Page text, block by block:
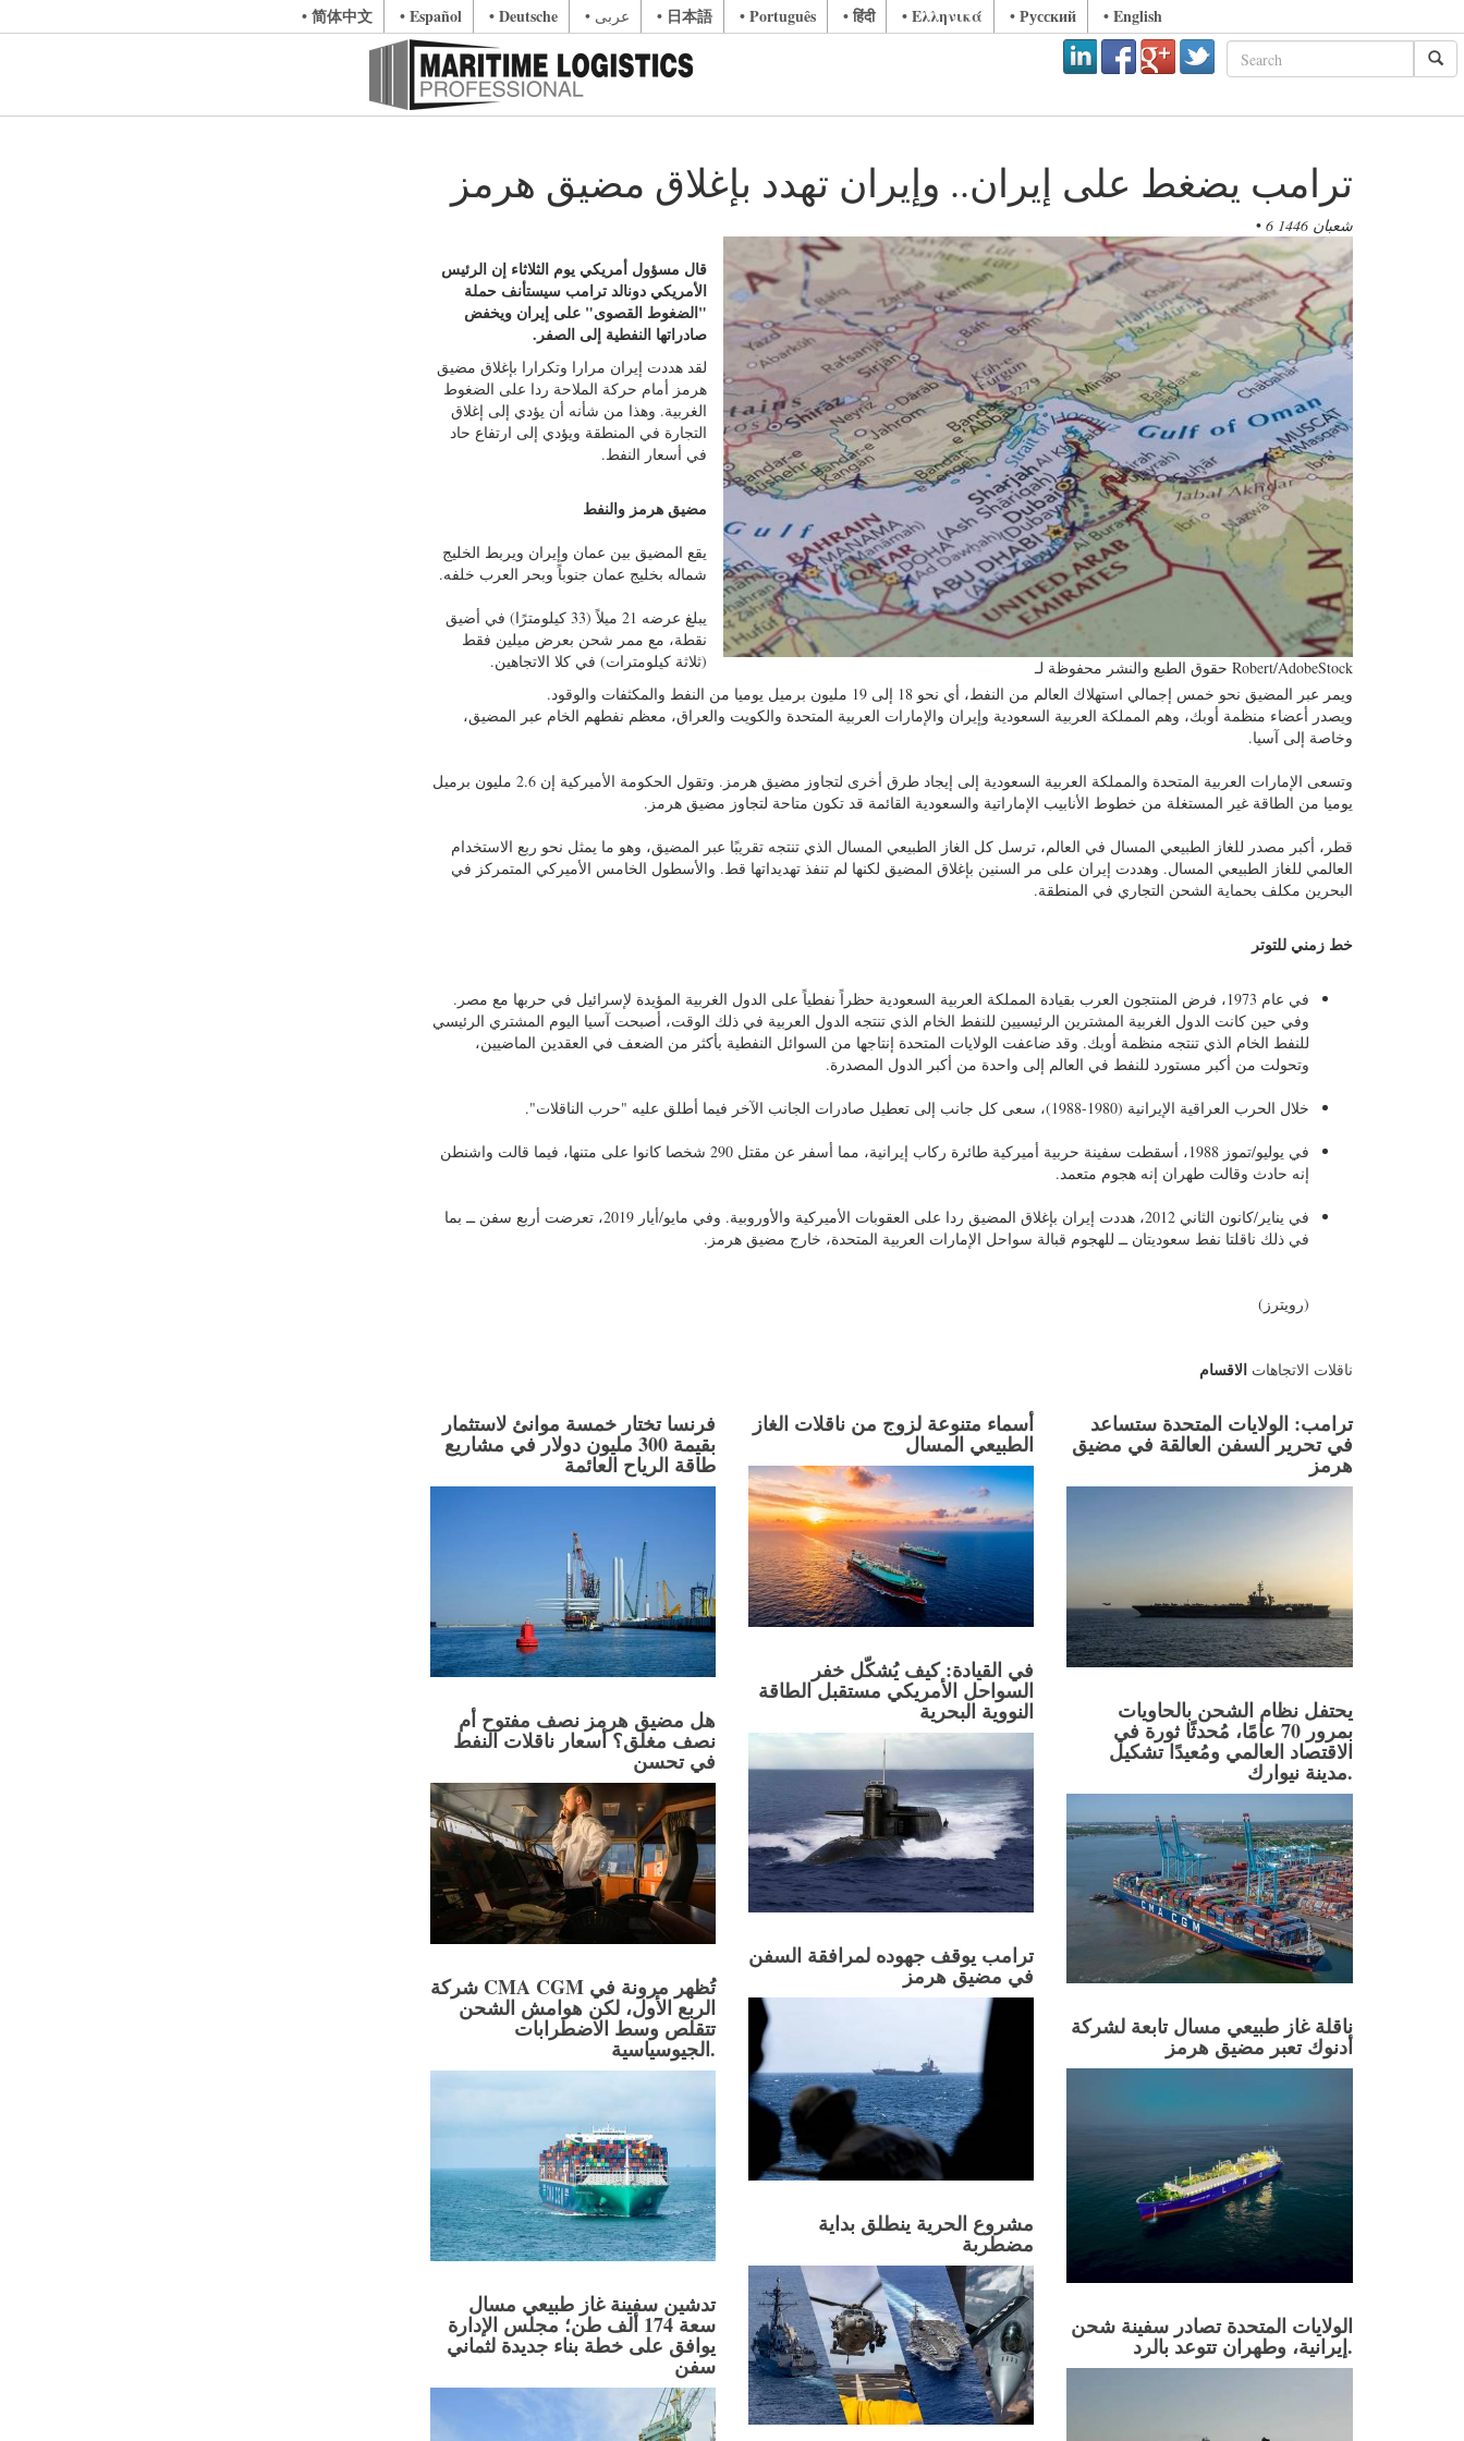
• 简体中文 • Español • Deutsche • عربى • 日本語 • Português • हिंदी • Ελληνικά • Русский • English
ترامب يضغط على إيران.. وإيران تهدد بإغلاق مضيق هرمز
• 6 شعبان 1446
حقوق الطبع والنشر محفوظة لـ Robert/AdobeStock
قال مسؤول أمريكي يوم الثلاثاء إن الرئيس
الأمريكي دونالد ترامب سيستأنف حملة
"الضغوط القصوى" على إيران ويخفض
صادراتها النفطية إلى الصفر.
لقد هددت إيران مرارا وتكرارا بإغلاق مضيق
هرمز أمام حركة الملاحة ردا على الضغوط
الغربية. وهذا من شأنه أن يؤدي إلى إغلاق
التجارة في المنطقة ويؤدي إلى ارتفاع حاد
في أسعار النفط.
مضيق هرمز والنفط
يقع المضيق بين عمان وإيران ويربط الخليج
شماله بخليج عمان جنوباً وبحر العرب خلفه.
يبلغ عرضه 21 ميلاً (33 كيلومترًا) في أضيق
نقطة، مع ممر شحن بعرض ميلين فقط
(ثلاثة كيلومترات) في كلا الاتجاهين.
ويمر عبر المضيق نحو خمس إجمالي استهلاك العالم من النفط، أي نحو 18 إلى 19 مليون برميل يوميا من النفط والمكثفات والوقود.
ويصدر أعضاء منظمة أوبك، وهم المملكة العربية السعودية وإيران والإمارات العربية المتحدة والكويت والعراق، معظم نفطهم الخام عبر المضيق،
وخاصة إلى آسيا.
وتسعى الإمارات العربية المتحدة والمملكة العربية السعودية إلى إيجاد طرق أخرى لتجاوز مضيق هرمز. وتقول الحكومة الأميركية إن 2.6 مليون برميل
يوميا من الطاقة غير المستغلة من خطوط الأنابيب الإماراتية والسعودية القائمة قد تكون متاحة لتجاوز مضيق هرمز.
قطر، أكبر مصدر للغاز الطبيعي المسال في العالم، ترسل كل الغاز الطبيعي المسال الذي تنتجه تقريبًا عبر المضيق، وهو ما يمثل نحو ربع الاستخدام
العالمي للغاز الطبيعي المسال. وهددت إيران على مر السنين بإغلاق المضيق لكنها لم تنفذ تهديداتها قط. والأسطول الخامس الأميركي المتمركز في
البحرين مكلف بحماية الشحن التجاري في المنطقة.
خط زمني للتوتر
في عام 1973، فرض المنتجون العرب بقيادة المملكة العربية السعودية حظراً نفطياً على الدول الغربية المؤيدة لإسرائيل في حربها مع مصر.
وفي حين كانت الدول الغربية المشترين الرئيسيين للنفط الخام الذي تنتجه الدول العربية في ذلك الوقت، أصبحت آسيا اليوم المشتري الرئيسي
للنفط الخام الذي تنتجه منظمة أوبك. وقد ضاعفت الولايات المتحدة إنتاجها من السوائل النفطية بأكثر من الضعف في العقدين الماضيين،
وتحولت من أكبر مستورد للنفط في العالم إلى واحدة من أكبر الدول المصدرة.
خلال الحرب العراقية الإيرانية (1980-1988)، سعى كل جانب إلى تعطيل صادرات الجانب الآخر فيما أطلق عليه "حرب الناقلات".
في يوليو/تموز 1988، أسقطت سفينة حربية أميركية طائرة ركاب إيرانية، مما أسفر عن مقتل 290 شخصا كانوا على متنها، فيما قالت واشنطن
إنه حادث وقالت طهران إنه هجوم متعمد.
في يناير/كانون الثاني 2012، هددت إيران بإغلاق المضيق ردا على العقوبات الأميركية والأوروبية. وفي مايو/أيار 2019، تعرضت أربع سفن ــ بما
في ذلك ناقلتا نفط سعوديتان ــ للهجوم قبالة سواحل الإمارات العربية المتحدة، خارج مضيق هرمز.
(رويترز)
ناقلات الاتجاهات الاقسام
فرنسا تختار خمسة موانئ لاستثمار
بقيمة 300 مليون دولار في مشاريع
طاقة الرياح العائمة
هل مضيق هرمز نصف مفتوح أم
نصف مغلق؟ أسعار ناقلات النفط
في تحسن
شركة CMA CGM تُظهر مرونة في
الربع الأول، لكن هوامش الشحن
تتقلص وسط الاضطرابات
الجيوسياسية.
تدشين سفينة غاز طبيعي مسال
سعة 174 ألف طن؛ مجلس الإدارة
يوافق على خطة بناء جديدة لثماني
سفن
أسماء متنوعة لزوج من ناقلات الغاز
الطبيعي المسال
في القيادة: كيف يُشكّل خفر
السواحل الأمريكي مستقبل الطاقة
النووية البحرية
ترامب يوقف جهوده لمرافقة السفن
في مضيق هرمز
مشروع الحرية ينطلق بداية
مضطربة
ترامب: الولايات المتحدة ستساعد
في تحرير السفن العالقة في مضيق
هرمز
يحتفل نظام الشحن بالحاويات
بمرور 70 عامًا، مُحدثًا ثورة في
الاقتصاد العالمي ومُعيدًا تشكيل
مدينة نيوارك.
ناقلة غاز طبيعي مسال تابعة لشركة
أدنوك تعبر مضيق هرمز
الولايات المتحدة تصادر سفينة شحن
إيرانية، وطهران تتوعد بالرد.